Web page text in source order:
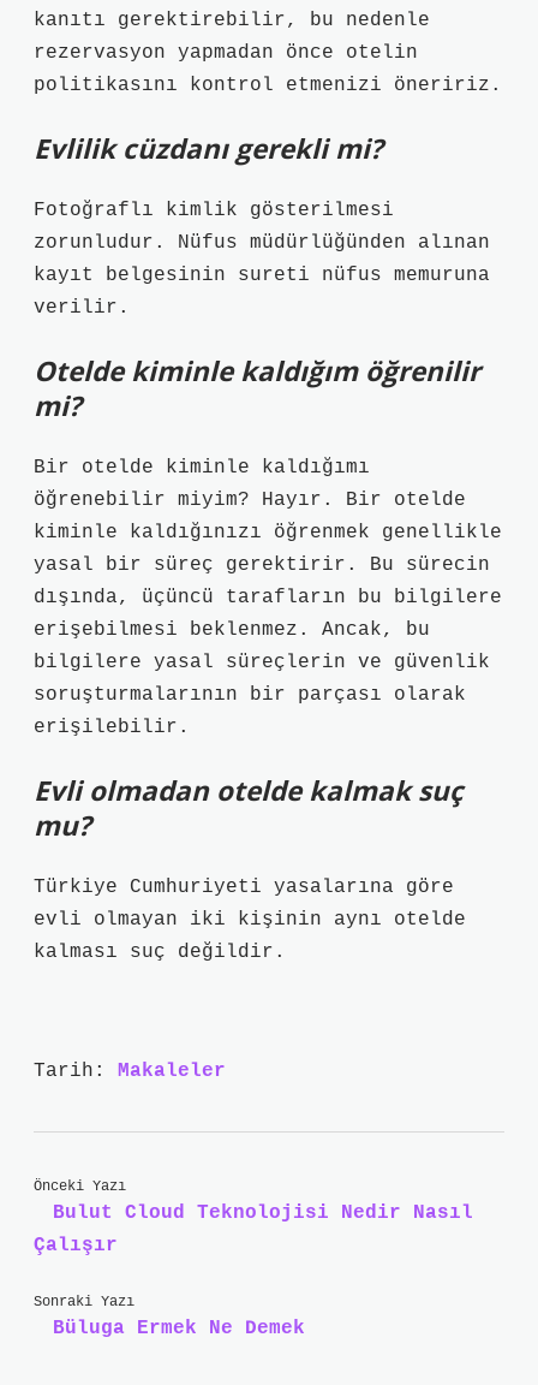
kanıtı gerektirebilir, bu nedenle
rezervasyon yapmadan önce otelin
politikasını kontrol etmenizi öneririz.
Evlilik cüzdanı gerekli mi?
Fotoğraflı kimlik gösterilmesi
zorunludur. Nüfus müdürlüğünden alınan
kayıt belgesinin sureti nüfus memuruna
verilir.
Otelde kiminle kaldığım öğrenilir
mi?
Bir otelde kiminle kaldığımı
öğrenebilir miyim? Hayır. Bir otelde
kiminle kaldığınızı öğrenmek genellikle
yasal bir süreç gerektirir. Bu sürecin
dışında, üçüncü tarafların bu bilgilere
erişebilmesi beklenmez. Ancak, bu
bilgilere yasal süreçlerin ve güvenlik
soruşturmalarının bir parçası olarak
erişilebilir.
Evli olmadan otelde kalmak suç
mu?
Türkiye Cumhuriyeti yasalarına göre
evli olmayan iki kişinin aynı otelde
kalması suç değildir.
Tarih: Makaleler
Önceki Yazı
Bulut Cloud Teknolojisi Nedir Nasıl
Çalışır
Sonraki Yazı
Büluga Ermek Ne Demek